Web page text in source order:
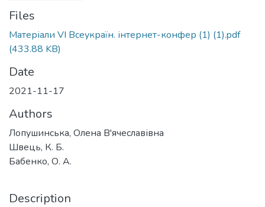
Files
Матеріали VІ Всеукраїн. інтернет-конфер (1) (1).pdf
(433.88 KB)
Date
2021-11-17
Authors
Лопушинська, Олена В'ячеславівна
Швець, К. Б.
Бабенко, О. А.
Description